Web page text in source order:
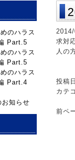
求対
人の
投稿
カテ
前ペ
のハラス
Part.5
のハラス
Part.5
のハラス
Part.4
知らせ